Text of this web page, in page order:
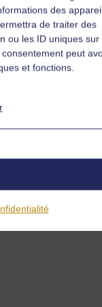
des
de traiter des
ou les ID uniques sur
peut
et fonctions.